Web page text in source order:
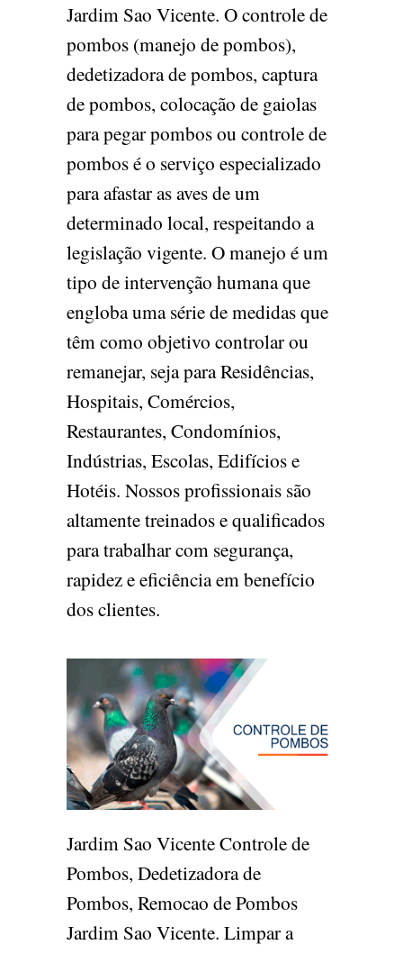
Jardim Sao Vicente. O controle de
pombos (manejo de pombos),
dedetizadora de pombos, captura
de pombos, colocação de gaiolas
para pegar pombos ou controle de
pombos é o serviço especializado
para afastar as aves de um
determinado local, respeitando a
legislação vigente. O manejo é um
tipo de intervenção humana que
engloba uma série de medidas que
têm como objetivo controlar ou
remanejar, seja para Residências,
Hospitais, Comércios,
Restaurantes, Condomínios,
Indústrias, Escolas, Edifícios e
Hotéis. Nossos profissionais são
altamente treinados e qualificados
para trabalhar com segurança,
rapidez e eficiência em benefício
dos clientes.
Jardim Sao Vicente Controle de
Pombos, Dedetizadora de
Pombos, Remocao de Pombos
Jardim Sao Vicente. Limpar a